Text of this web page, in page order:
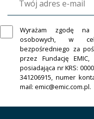
Wyrażam zgodę na
osobowych, w
bezpośredniego za
przez Fundację
posiadająca nr KRS:
341206915, numer
mail: emic@emic.com.pl.